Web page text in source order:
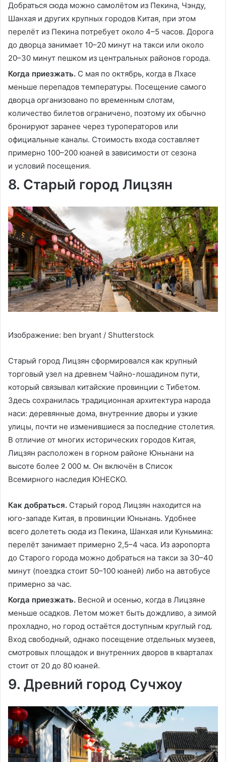
Добраться сюда можно самолётом из Пекина, Чэнду,
Шанхая и других крупных городов Китая, при этом
перелёт из Пекина потребует около 4–5 часов. Дорога
до дворца занимает 10–20 минут на такси или около
20–30 минут пешком из центральных районов города.
Когда приезжать. С мая по октябрь, когда в Лхасе
меньше перепадов температуры. Посещение самого
дворца организовано по временным слотам,
количество билетов ограничено, поэтому их обычно
бронируют заранее через туроператоров или
официальные каналы. Стоимость входа составляет
примерно 100–200 юаней в зависимости от сезона
и условий посещения.
8. Старый город Лицзян
Изображение: ben bryant / Shutterstock
Старый город Лицзян сформировался как крупный
торговый узел на древнем Чайно-лошадином пути,
который связывал китайские провинции с Тибетом.
Здесь сохранилась традиционная архитектура народа
наси: деревянные дома, внутренние дворы и узкие
улицы, почти не изменившиеся за последние столетия.
В отличие от многих исторических городов Китая,
Лицзян расположен в горном районе Юньнани на
высоте более 2 000 м. Он включён в Список
Всемирного наследия ЮНЕСКО.
Как добраться. Старый город Лицзян находится на
юго-западе Китая, в провинции Юньнань. Удобнее
всего долететь сюда из Пекина, Шанхая или Куньмина:
перелёт занимает примерно 2,5–4 часа. Из аэропорта
до Старого города можно добраться на такси за 30–40
минут (поездка стоит 50–100 юаней) либо на автобусе
примерно за час.
Когда приезжать. Весной и осенью, когда в Лицзяне
меньше осадков. Летом может быть дождливо, а зимой
прохладно, но город остаётся доступным круглый год.
Вход свободный, однако посещение отдельных музеев,
смотровых площадок и внутренних дворов в кварталах
стоит от 20 до 80 юаней.
9. Древний город Сучжоу